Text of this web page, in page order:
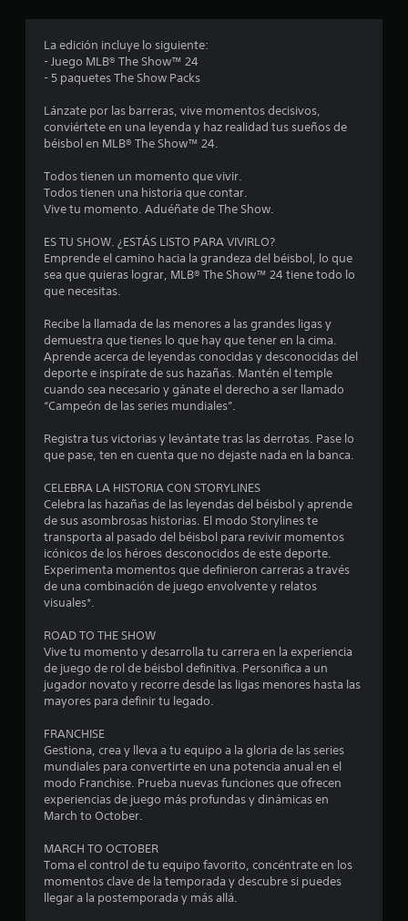
3
.
6
4
s
r
e
l
a
s
e
c
n
c
La edición incluye lo siguiente:
- Juego MLB® The Show™ 24
- 5 paquetes The Show Packs
Lánzate por las barreras, vive momentos decisivos,
conviértete en una leyenda y haz realidad tus sueños de
béisbol en MLB® The Show™ 24.
Todos tienen un momento que vivir.
Todos tienen una historia que contar.
Vive tu momento. Aduéñate de The Show.
ES TU SHOW. ¿ESTÁS LISTO PARA VIVIRLO?
Emprende el camino hacia la grandeza del béisbol, lo que
sea que quieras lograr, MLB® The Show™ 24 tiene todo lo
que necesitas.
Recibe la llamada de las menores a las grandes ligas y
demuestra que tienes lo que hay que tener en la cima.
Aprende acerca de leyendas conocidas y desconocidas del
deporte e inspírate de sus hazañas. Mantén el temple
cuando sea necesario y gánate el derecho a ser llamado
“Campeón de las series mundiales”.
Registra tus victorias y levántate tras las derrotas. Pase lo
que pase, ten en cuenta que no dejaste nada en la banca.
CELEBRA LA HISTORIA CON STORYLINES
Celebra las hazañas de las leyendas del béisbol y aprende
de sus asombrosas historias. El modo Storylines te
transporta al pasado del béisbol para revivir momentos
icónicos de los héroes desconocidos de este deporte.
Experimenta momentos que definieron carreras a través
de una combinación de juego envolvente y relatos
visuales*.
ROAD TO THE SHOW
Vive tu momento y desarrolla tu carrera en la experiencia
de juego de rol de béisbol definitiva. Personifica a un
jugador novato y recorre desde las ligas menores hasta las
mayores para definir tu legado.
FRANCHISE
Gestiona, crea y lleva a tu equipo a la gloria de las series
mundiales para convertirte en una potencia anual en el
modo Franchise. Prueba nuevas funciones que ofrecen
experiencias de juego más profundas y dinámicas en
March to October.
MARCH TO OCTOBER
Toma el control de tu equipo favorito, concéntrate en los
momentos clave de la temporada y descubre si puedes
llegar a la postemporada y más allá.